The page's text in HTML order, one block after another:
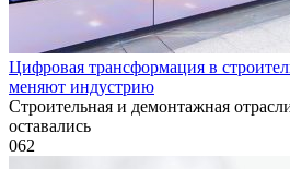
Цифровая трансформация в
меняют индустрию
Строительная и демонтажная
оставались
062